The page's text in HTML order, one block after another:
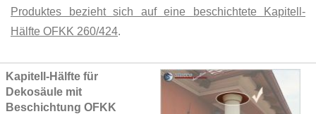
Produktes bezieht sich auf eine beschichtete Kapitell-
Hälfte OFKK 260/424.
Grouped
product
items
Kapitell-Hälfte für
Dekosäule mit
Beschichtung OFKK